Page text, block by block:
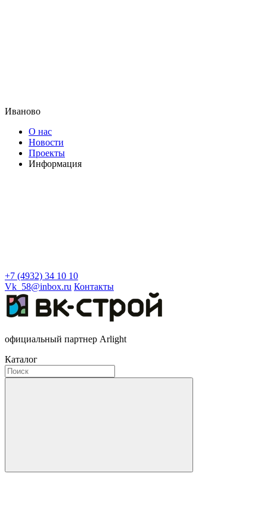
Иваново
О нас
Новости
Проекты
Информация
+7 (4932) 34 10 10
Vk_58@inbox.ru Контакты
официальный партнер Arlight
Каталог